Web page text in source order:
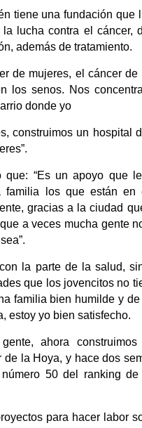
tiene una fundación que
lucha contra el cáncer,
además de tratamiento.
de mujeres, el cáncer
los senos. Nos
donde yo
construimos un hospital
que: “Es un apoyo que
familia los que están en
gracias a la ciudad
a veces mucha gente
la parte de la salud,
que los jovencitos no
familia bien humilde y
estoy yo bien satisfecho.
ahora
la Hoya, y hace dos
50 del ranking
para hacer labor